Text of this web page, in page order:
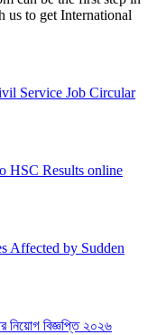
us to get International
Civil Service Job Circular
HSC Results online
Affected by Sudden
বিজ্ঞপ্তি ২০২৬